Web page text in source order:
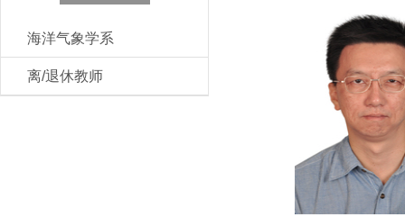
海洋气象学系
离/退休教师